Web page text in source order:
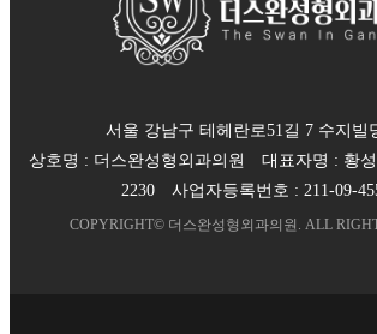
서울 강남구 테헤란로51길 7 수지빌
상호명 : 더스완성형외과의원 대표자명 : 황
2230
사업자등록번호 : 211-09-
COPYRIGHT© 더스완성형외과의원 . ALL